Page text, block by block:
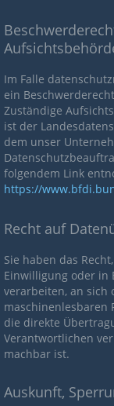
Im Falle
ein
Zuständige
ist der
dem unser
folgendem Link
https://
Recht auf
Sie haben das
Einwilligung oder in
verarbeiten, an sich
maschinenlesbaren
die direkte
Verantwortlichen
machbar ist.
Auskunft,